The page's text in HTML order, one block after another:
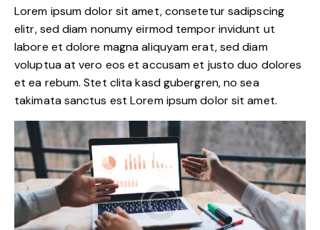
Lorem ipsum dolor sit amet, consetetur sadipscing
elitr, sed diam nonumy eirmod tempor invidunt ut
labore et dolore magna aliquyam erat, sed diam
voluptua at vero eos et accusam et justo duo dolores
et ea rebum. Stet clita kasd gubergren, no sea
takimata sanctus est Lorem ipsum dolor sit amet.